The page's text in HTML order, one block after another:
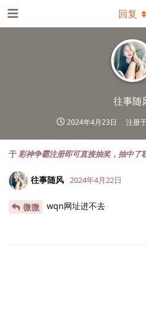
往事随
2024年4月23日 注册
回复
于彩神争霸注册即可直接抽奖，抽中了
往事随风 2024年4月22日
微微 wqn网址进不去